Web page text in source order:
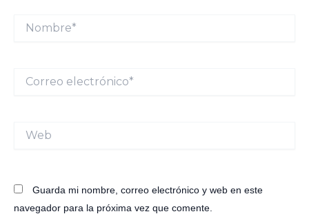
electrónico*
Guarda mi nombre, correo electrónico y web en este
navegador para la próxima vez que comente.